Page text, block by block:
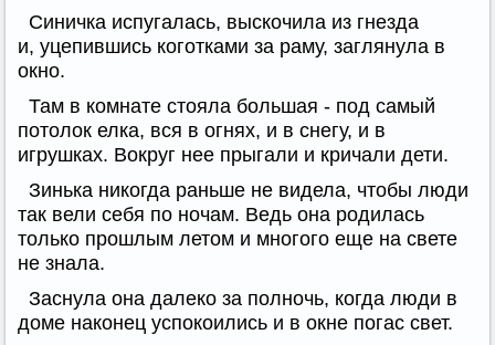
Синичка испугалась, выскочила из гнезда
и, уцепившись коготками за раму, заглянула в
окно.
Там в комнате стояла большая - под самый
потолок елка, вся в огнях, и в снегу, и в
игрушках. Вокруг нее прыгали и кричали дети.
Зинька никогда раньше не видела, чтобы люди
так вели себя по ночам. Ведь она родилась
только прошлым летом и многого еще на свете
не знала.
Заснула она далеко за полночь, когда люди в
доме наконец успокоились и в окне погас свет.